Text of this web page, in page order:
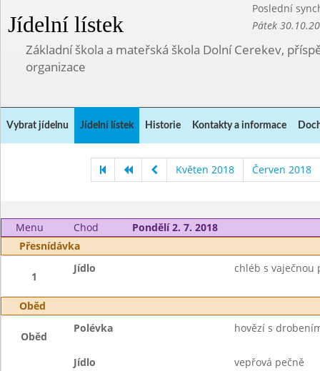
Jídelní lístek
Poslední
Pátek
Základní škola a mateřská škola Dolní Cerekev,
organizace
Vybrat jídelnu Jídelní lístek Historie Kontakty a informace
Květen 2018 Červen 2018
Menu Chod
Pondělí 2. 7. 2018
Přesnídávka
1
Jídlo chléb s vaječnou
Oběd
Oběd
Polévka hovězí s
Jídlo
vepřová pečně